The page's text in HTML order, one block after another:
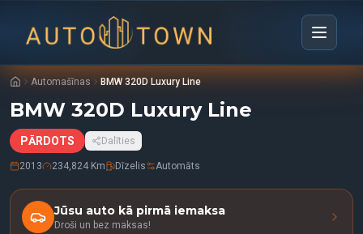
Automašīnas BMW 320D Luxury Line
BMW 320D Luxury Line
PĀRDOTS Dalīties
2013 234,824 Km Dīzelis Automāts
Jūsu auto kā pirmā iemaksa
Droši un bez maksas!